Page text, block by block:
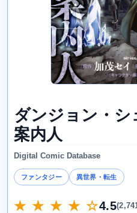
ダンジョン・シ
案内人
Digital Comic Database
ファンタジー 異世界・転生
★ ★ ★ ★ ☆4.5